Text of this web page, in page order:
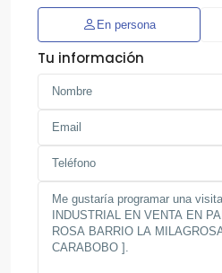
En persona
Tu información